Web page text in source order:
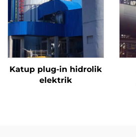
Katup plug-in hidrolik
elektrik